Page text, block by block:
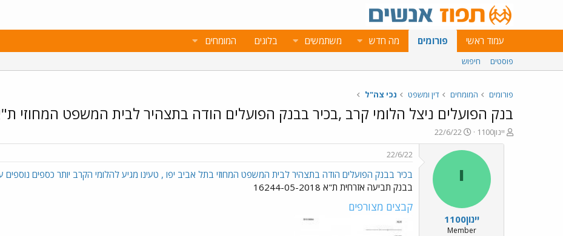
עמוד ראשי פורומים מה חדש משתמשים בלוגים המומחים
פוסטים חיפוש
פורומים המומחים דין ומשפט נכי צה"ל
בנק הפועלים ניצל הלומי קרב ,בכיר בבנק הפועלים הודה בתצהיר לבית המשפט המחוזי
פ
ו
יינון1100
פ
ו
ר
א
ר
י
22/6/22
י
יינון1100
Member
22/6/22
בכיר בבנק הפועלים הודה בתצהיר לבית המשפט המחוזי בתל אביב יפו , טעינו מגיע להלומי הקרב יותר כספים
בבנק תביעה אזרחית ת"א 16244-05-2018
קבצים מצורפים